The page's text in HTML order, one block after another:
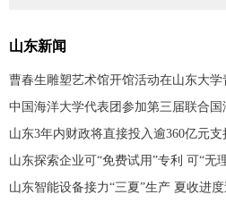
山东新闻
曹春生雕塑艺术馆开馆活动在山东大
中国海洋大学代表团参加第三届联合国
山东3年内财政将直接投入逾360亿元
山东探索企业可“免费试用”专利 可“无
山东智能设备接力“三夏”生产 夏收进